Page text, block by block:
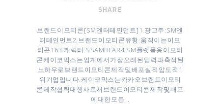
SHARE
브랜드 이모티콘 [ SM 엔터테인먼트 ] 1. 광고주 : SM엔
터테인먼트 ​2. 브랜드 이모티콘 유형 : 움직이는 이모
티콘 16 3. 캐릭터 : SSAMBEAR 4. SM 플랫폼용 이모티
콘 케이코믹스는 업계에서 가장 오래된 업력과 축적된
노하우로 브랜드이모티콘 제작 및 배포 실적 압도적 1
위 기업입니다. 케이코믹스는 카카오 브랜드이모티
콘 제작협력대행사로서 브랜드이모티콘 제작 및 배포
에 대한 모든...